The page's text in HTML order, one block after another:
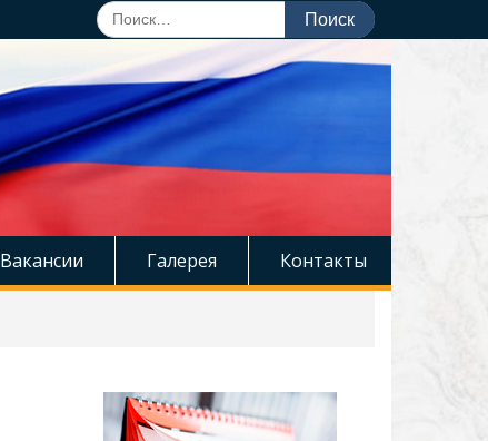
Поиск
по:
Вакансии Галерея Контакты